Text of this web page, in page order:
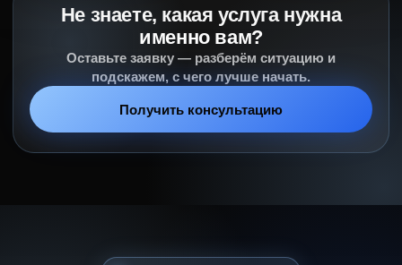
Не знаете, какая услуга нужна
именно вам?
Оставьте заявку — разберём ситуацию и
подскажем, с чего лучше начать.
Получить консультацию